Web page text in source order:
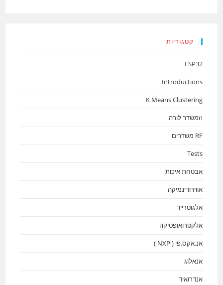
קטגוריות
ESP32
Introductions
K Means Clustering
nמשדר לורה
RF משדרים
Tests
אבטחת איכות
אווירודינמיקה
אלגוטרייד
אלקטרואופטיקה
אנ.אקס.פי ( NXP )
אנאלוג
אנדרואיד